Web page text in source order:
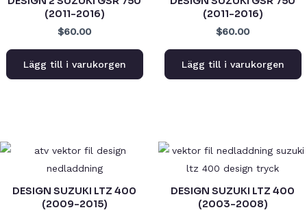
(2011-2016)
$60.00
Lägg till i varukorgen
(2011-2016)
$60.00
Lägg till i varukorgen
DESIGN SUZUKI LTZ 400
(2009-2015)
DESIGN SUZUKI LTZ 400
(2003-2008)